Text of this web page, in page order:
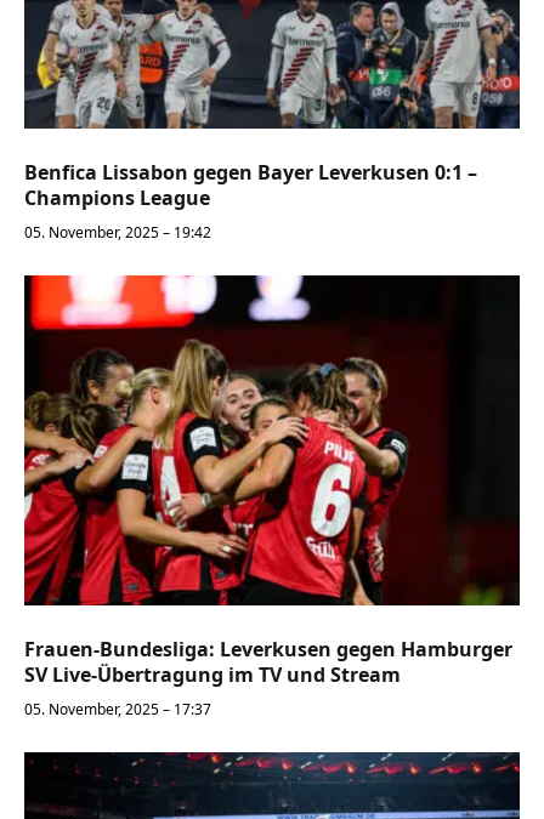
Benfica Lissabon gegen Bayer Leverkusen 0:1 –
Champions League
05. November, 2025 – 19:42
Frauen-Bundesliga: Leverkusen gegen Hamburger
SV Live-Übertragung im TV und Stream
05. November, 2025 – 17:37